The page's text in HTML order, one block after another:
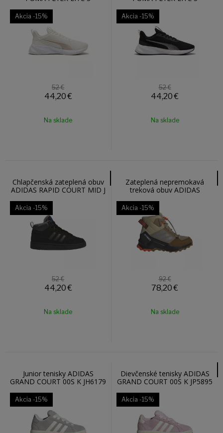
Akcia -15%
52 €
44,20€
Na sklade
Akcia -15%
52 €
44,20 €
Na sklade
Chlapčenská zateplená obuv
ADIDAS RAPID COURT MID J
Akcia -15%
52 €
44,20€
Na sklade
Zateplená nepremokavá
treková obuv ADIDAS
Akcia -15%
92 €
78,20 €
Na sklade
Junior tenisky ADIDAS
GRAND COURT 00S K JH6179
Akcia -15%
Dievčenské tenisky ADIDAS
GRAND COURT 00S K JP5895
Akcia -15%